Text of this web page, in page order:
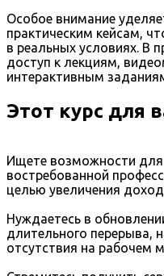
Особое внимание
практическим кейсам,
в реальных условиях. В
доступ к лекциям,
интерактивным
Этот курс для
Ищете возможности для
востребованной
целью увеличения
Нуждаетесь в
длительного перерыва,
отсутствия на рабочем